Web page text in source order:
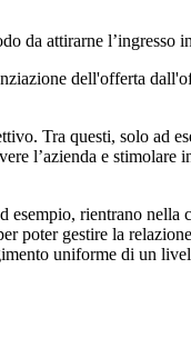
da attirarne l’ingresso
dell'offerta
Tra questi, solo ad
l’azienda e stimolare
esempio, rientrano nella
poter gestire la
uniforme di un